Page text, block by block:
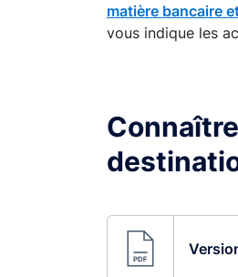
matière bancaire
vous indique les